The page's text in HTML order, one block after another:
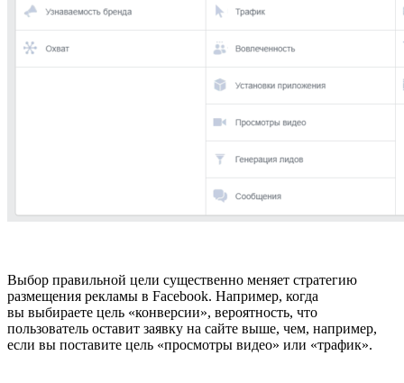
Выбор правильной цели существенно меняет стратегию
размещения рекламы в Facebook. Например, когда
вы выбираете цель «конверсии», вероятность, что
пользователь оставит заявку на сайте выше, чем, например,
если вы поставите цель «просмотры видео» или «трафик».